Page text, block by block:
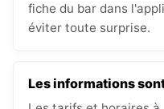
fiche du bar dans
éviter toute surprise.
Les informations